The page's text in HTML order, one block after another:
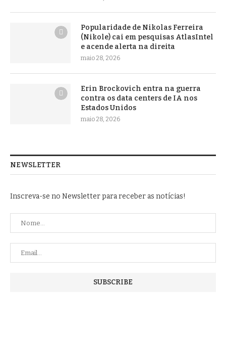
Popularidade de Nikolas Ferreira
(Nikole) cai em pesquisas AtlasIntel
e acende alerta na direita
maio 28, 2026
Erin Brockovich entra na guerra
contra os data centers de IA nos
Estados Unidos
maio 28, 2026
NEWSLETTER
Inscreva-se no Newsletter para receber as notícias!